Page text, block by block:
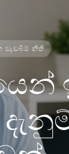
වැඩබිම් නීති